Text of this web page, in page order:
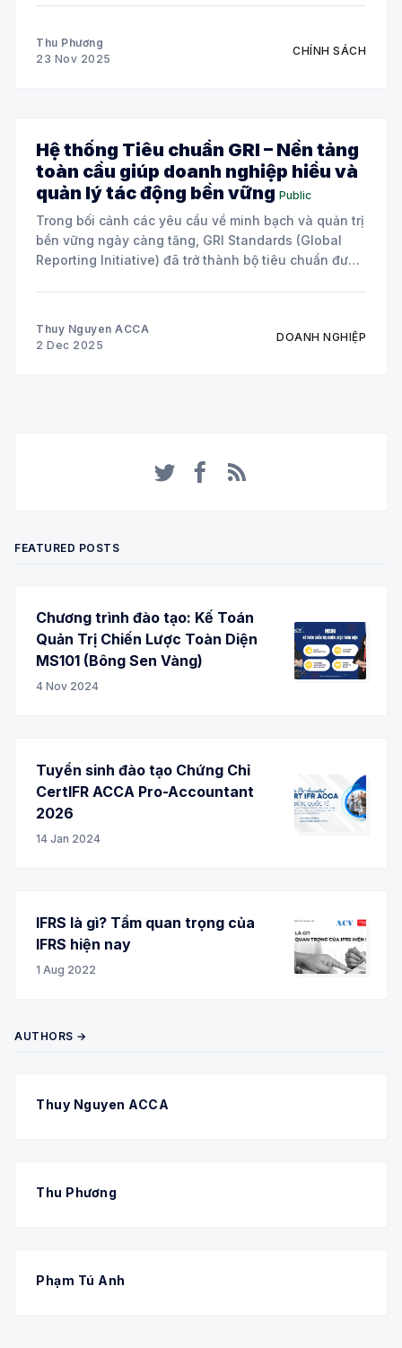
Thu Phương
23 Nov 2025
CHÍNH SÁCH
Hệ thống Tiêu chuẩn GRI – Nền tảng
toàn cầu giúp doanh nghiệp hiểu và
quản lý tác động bền vững Public
Trong bối cảnh các yêu cầu về minh bạch và quản trị
bền vững ngày càng tăng, GRI Standards (Global
Reporting Initiative) đã trở thành bộ tiêu chuẩn được
Thuy Nguyen ACCA
2 Dec 2025
DOANH NGHIỆP
FEATURED POSTS
Chương trình đào tạo: Kế Toán
Quản Trị Chiến Lược Toàn Diện
MS101 (Bông Sen Vàng)
4 Nov 2024
Tuyển sinh đào tạo Chứng Chỉ
CertIFR ACCA Pro-Accountant
2026
14 Jan 2024
IFRS là gì? Tầm quan trọng của
IFRS hiện nay
1 Aug 2022
AUTHORS →
Thuy Nguyen ACCA
Thu Phương
Phạm Tú Anh